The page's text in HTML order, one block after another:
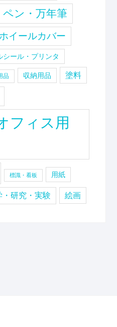
ペン・万年筆
イールカバー
シール・プリンタ
品 収納用品 塗料
フィス用
標識・看板 用紙
・研究・実験 絵画